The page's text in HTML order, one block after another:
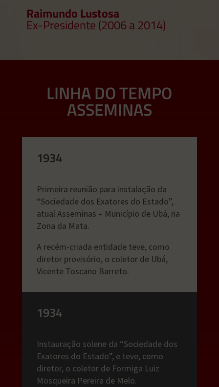
Raimundo Lustosa
Ex-Presidente (2006 a 2014)
LINHA DO TEMPO
ASSEMINAS
1934
Primeira reunião para instalação da
“Sociedade dos Exatores do Estado”,
atual Asseminas – Município de Ubá, na
Zona da Mata.
A recém-criada entidade teve, como
diretor provisório, o coletor de Ubá,
Vicente Toscano Barreto.
1934
Instauração solene da “Sociedade dos
Exatores do Estado”, e teve, como
diretor, o coletor de Formiga Luiz
Mosqueira Pereira de Melo.